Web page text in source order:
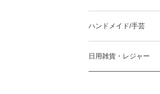
ハンドメイド/手芸
日用雑貨・レジャー